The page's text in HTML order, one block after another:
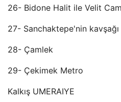
26- Bidone Halit ile Velit
27- Sanchaktepe'nin kavşağı
28- Çamlek
29- Çekimek Metro
Kalkış UMERAIYE